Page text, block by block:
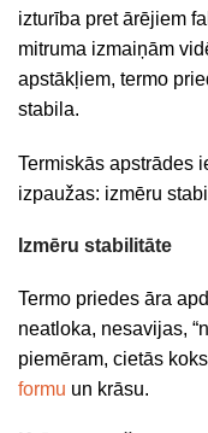
izturība pret ārējiem
mitruma izmaiņām
apstākļiem, termo
stabila.
Termiskās apstrādes
izpaužas: izmēru
Izmēru stabilitāte
Termo priedes āra
neatloka, nesavijas,
piemēram, cietās
formu un krāsu.